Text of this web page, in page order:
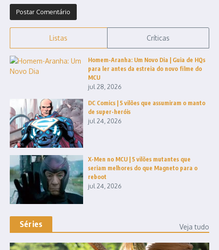
Listas Críticas
Homem-Aranha: Um Novo Dia | Guia de HQs
para ler antes da estreia do novo filme do
MCU
jul 28, 2026
DC Comics | 5 vilões que assumiram o manto
de super-heróis
jul 24, 2026
X-Men no MCU | 5 vilões mutantes que
seriam melhores do que Magneto para o
reboot
jul 24, 2026
Séries Veja tudo